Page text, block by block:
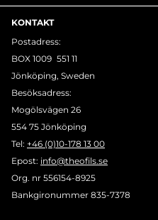
KONTAKT
Postadress:
BOX 1009 551 11
Jönköping, Sweden
Besöksadress:
Mogölsvägen 26
554 75 Jönköping
Tel: +46 (0)10-178 13 00
Epost: info@theofils.se
Org. nr 556154-8925
Bankgironummer 835-7378